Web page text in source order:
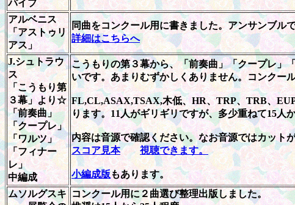
パイプ
アルベニス
「アストゥリ
アス」
同曲をコンクール用に書きました。アンサンブル
詳細はこちらへ
J.シュトラウ
ス
「こうもり第
３幕」より☆
「前奏曲」
「クープレ」
「ワルツ」
「フィナー
レ」
中編成
こうもりの第３幕から、「前奏曲」「クープレ」
いです。あまりむずかしくありません。コンクー
FL,CL,ASAX,TSAX,木低、HR、TRP、TRB、
ります。11人がギリギリですが、多少重ねて15
内容は音源で確認ください。なお音源ではカットが
スコア見本
視聴できます。
小編成版もあります。
ムソルグスキ コンクール用に２曲選び整理出版しました。